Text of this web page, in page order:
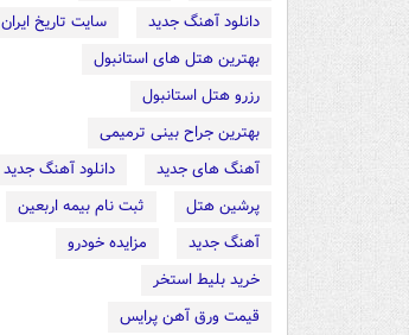
دانلود آهنگ جدید
سایت تاریخ ایران
بهترین هتل های استانبول
رزرو هتل استانبول
بهترین جراح بینی ترمیمی
آهنگ های جدید
دانلود آهنگ جدید
پرشین هتل
ثبت نام بیمه اربعین
آهنگ جدید
مزایده خودرو
خرید بلیط استخر
قیمت ورق آهن پرایس